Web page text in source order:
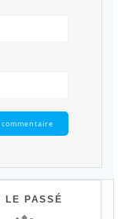
LE PASSÉ